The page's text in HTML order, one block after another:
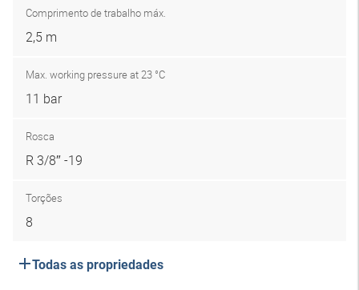
Comprimento de trabalho máx.
2,5 m
Max. working pressure at 23 °C
11 bar
Rosca
R 3/8″ -19
Torções
8
Todas as propriedades